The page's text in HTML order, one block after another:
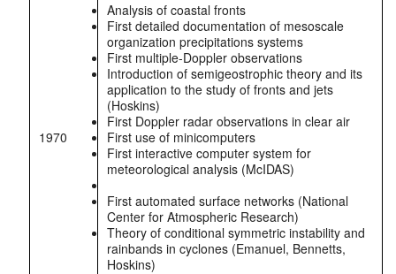
1970
Analysis of coastal fronts
First detailed documentation of mesoscale
organization precipitations systems
First multiple-Doppler observations
Introduction of semigeostrophic theory and its
application to the study of fronts and jets
(Hoskins)
First Doppler radar observations in clear air
First use of minicomputers
First interactive computer system for
meteorological analysis (McIDAS)
First automated surface networks (National
Center for Atmospheric Research)
Theory of conditional symmetric instability and
rainbands in cyclones (Emanuel, Bennetts,
Hoskins)